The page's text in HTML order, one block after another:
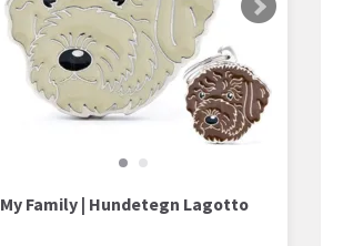
My Family | Hundetegn Lagotto